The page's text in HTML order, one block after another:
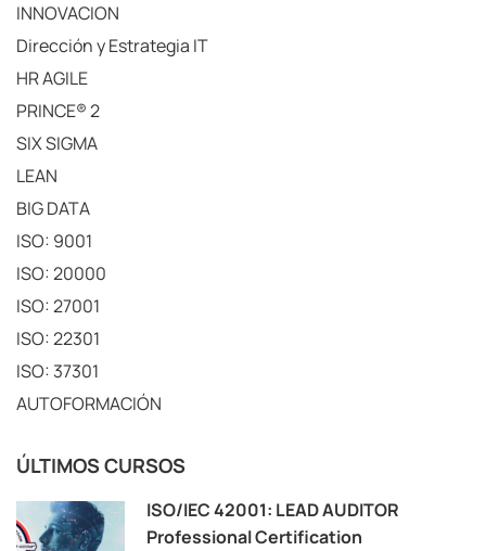
INNOVACION
Dirección y Estrategia IT
HR AGILE
PRINCE® 2
SIX SIGMA
LEAN
BIG DATA
ISO: 9001
ISO: 20000
ISO: 27001
ISO: 22301
ISO: 37301
AUTOFORMACIÓN
ÚLTIMOS CURSOS
ISO/IEC 42001: LEAD AUDITOR
Professional Certification